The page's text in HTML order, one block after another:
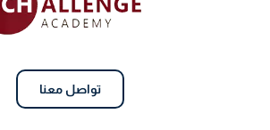
تواصل معنا